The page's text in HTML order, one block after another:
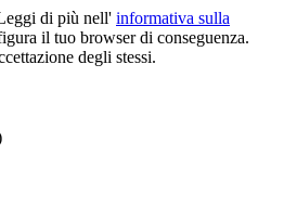
di più nell' informativa sulla
il tuo browser di conseguenza.
degli stessi.